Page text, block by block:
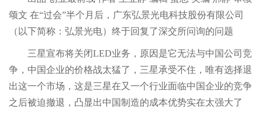
颂文 在“过会”半个月后，广东弘景光电科技股份有限公司
（以下简称：弘景光电）终于回复了深交所问询的问题
三星宣布将关闭LED业务，原因是它无法与中国公司竞
争，中国企业的价格战太猛了，三星承受不住，唯有选择退
出这一个市场，这是三星在又一个行业面临中国企业的竞争
之后被迫撤退，凸显出中国制造的成本优势实在太强大了